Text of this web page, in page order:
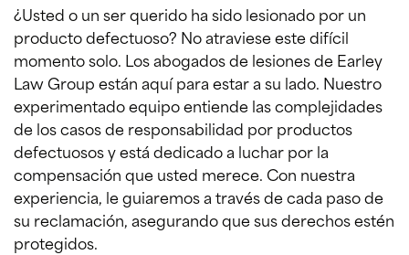
¿Usted o un ser querido ha sido lesionado por un
producto defectuoso? No atraviese este difícil
momento solo. Los abogados de lesiones de Earley
Law Group están aquí para estar a su lado. Nuestro
experimentado equipo entiende las complejidades
de los casos de responsabilidad por productos
defectuosos y está dedicado a luchar por la
compensación que usted merece. Con nuestra
experiencia, le guiaremos a través de cada paso de
su reclamación, asegurando que sus derechos estén
protegidos.